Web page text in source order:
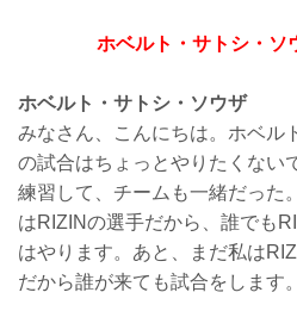
ホベルト・サトシ・ソ
ホベルト・サトシ・ソウザ
みなさん、こんにちは。ホベル
の試合はちょっとやりたくない
練習して、チームも一緒だった
はRIZINの選手だから、誰でも
はやります。あと、まだ私は
だから誰が来ても試合をします